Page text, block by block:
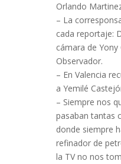
Orlando
– La
cada reportaje:
cámara de Yony
Observador.
– En Valencia
a Yemilé
– Siempre nos
pasaban tantas
donde siempre
refinador de
la TV no nos